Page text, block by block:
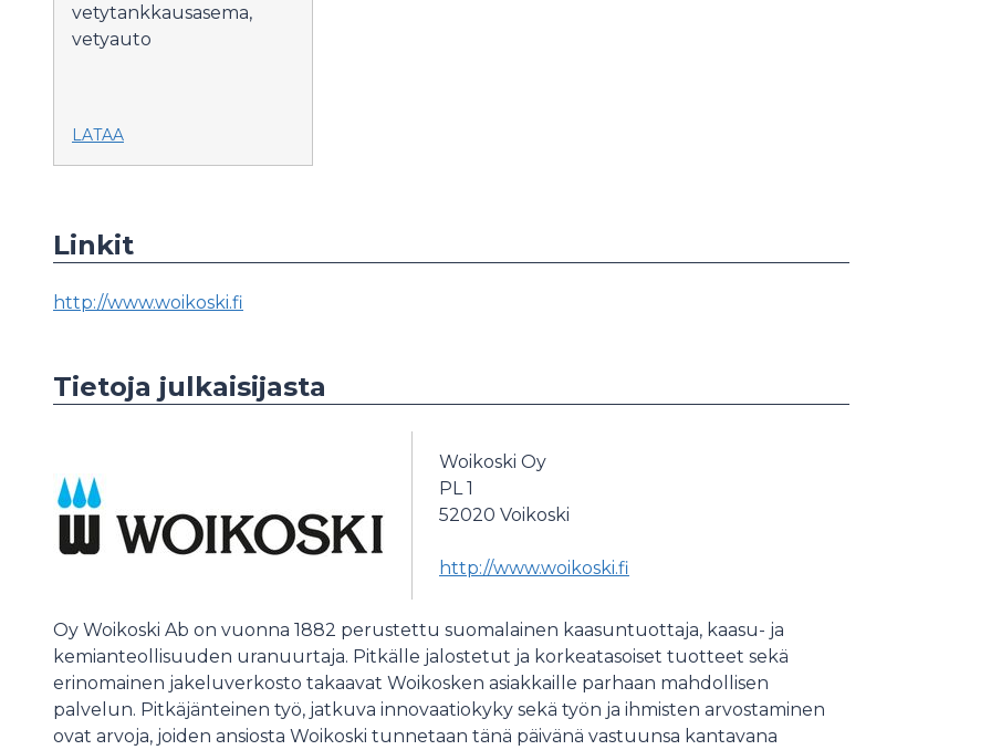
vetytankkausasema,
vetyauto
LATAA
Linkit
http://www.woikoski.fi
Tietoja julkaisijasta
Woikoski Oy
PL 1
52020 Voikoski
http://www.woikoski.fi
Oy Woikoski Ab on vuonna 1882 perustettu suomalainen kaasuntuottaja, kaasu- ja
kemianteollisuuden uranuurtaja. Pitkälle jalostetut ja korkeatasoiset tuotteet sekä
erinomainen jakeluverkosto takaavat Woikosken asiakkaille parhaan mahdollisen
palvelun. Pitkäjänteinen työ, jatkuva innovaatiokyky sekä työn ja ihmisten arvostaminen
ovat arvoja, joiden ansiosta Woikoski tunnetaan tänä päivänä vastuunsa kantavana